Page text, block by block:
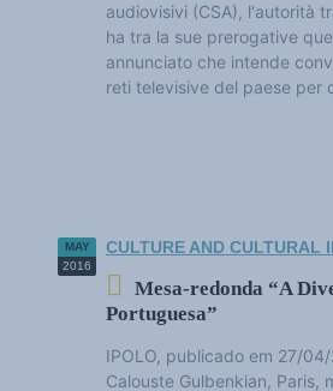
audiovisivi (CSA), l'autorità
ha tra la sue prerogative
annunciato che intende
reti televisive del paese per
MAY
2016
CULTURE AND CULTURAL
Mesa-redonda “A
Portuguesa”
IPOLO, publicado em 27/
Calouste Gulbenkian, Paris,